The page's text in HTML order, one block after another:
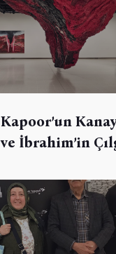
Kapoor’un
ve İbrahim’in